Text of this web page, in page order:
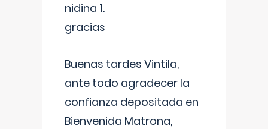
nidina 1.
gracias
Buenas tardes Vintila,
ante todo agradecer la
confianza depositada en
Bienvenida Matrona,